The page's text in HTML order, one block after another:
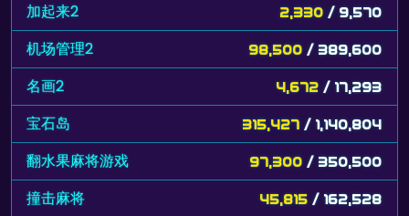
加起来2 2,330 / 9,570
机场管理2 98,500 / 389,600
名画2 4,672 / 17,293
宝石岛 315,427 / 1,140,804
翻水果麻将游戏 97,300 / 350,500
撞击麻将 45,815 / 162,528